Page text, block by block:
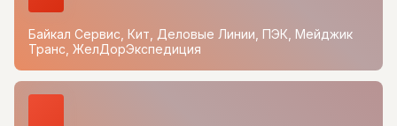
Байкал Сервис, Кит, Деловые Линии, ПЭК, Мейджик
Транс, ЖелДорЭкспедиция